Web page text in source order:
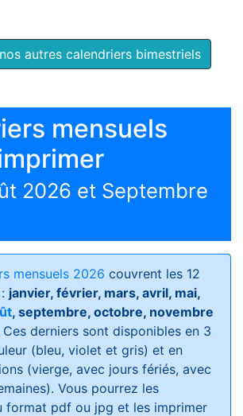
autres calendriers bimestriels
mensuels
2026 et Septembre
mensuels 2026 couvrent les 12
janvier, février, mars, avril, mai,
, septembre, octobre, novembre
Ces derniers sont disponibles en 3
(bleu, violet et gris) et en
(vierge, avec jours fériés, avec
. Vous pourrez les
format pdf ou jpg et les imprimer